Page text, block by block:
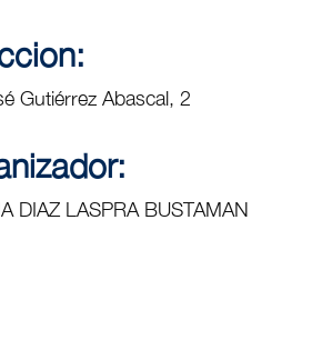
Gutiérrez Abascal, 2
DIAZ LASPRA BUSTAMAN